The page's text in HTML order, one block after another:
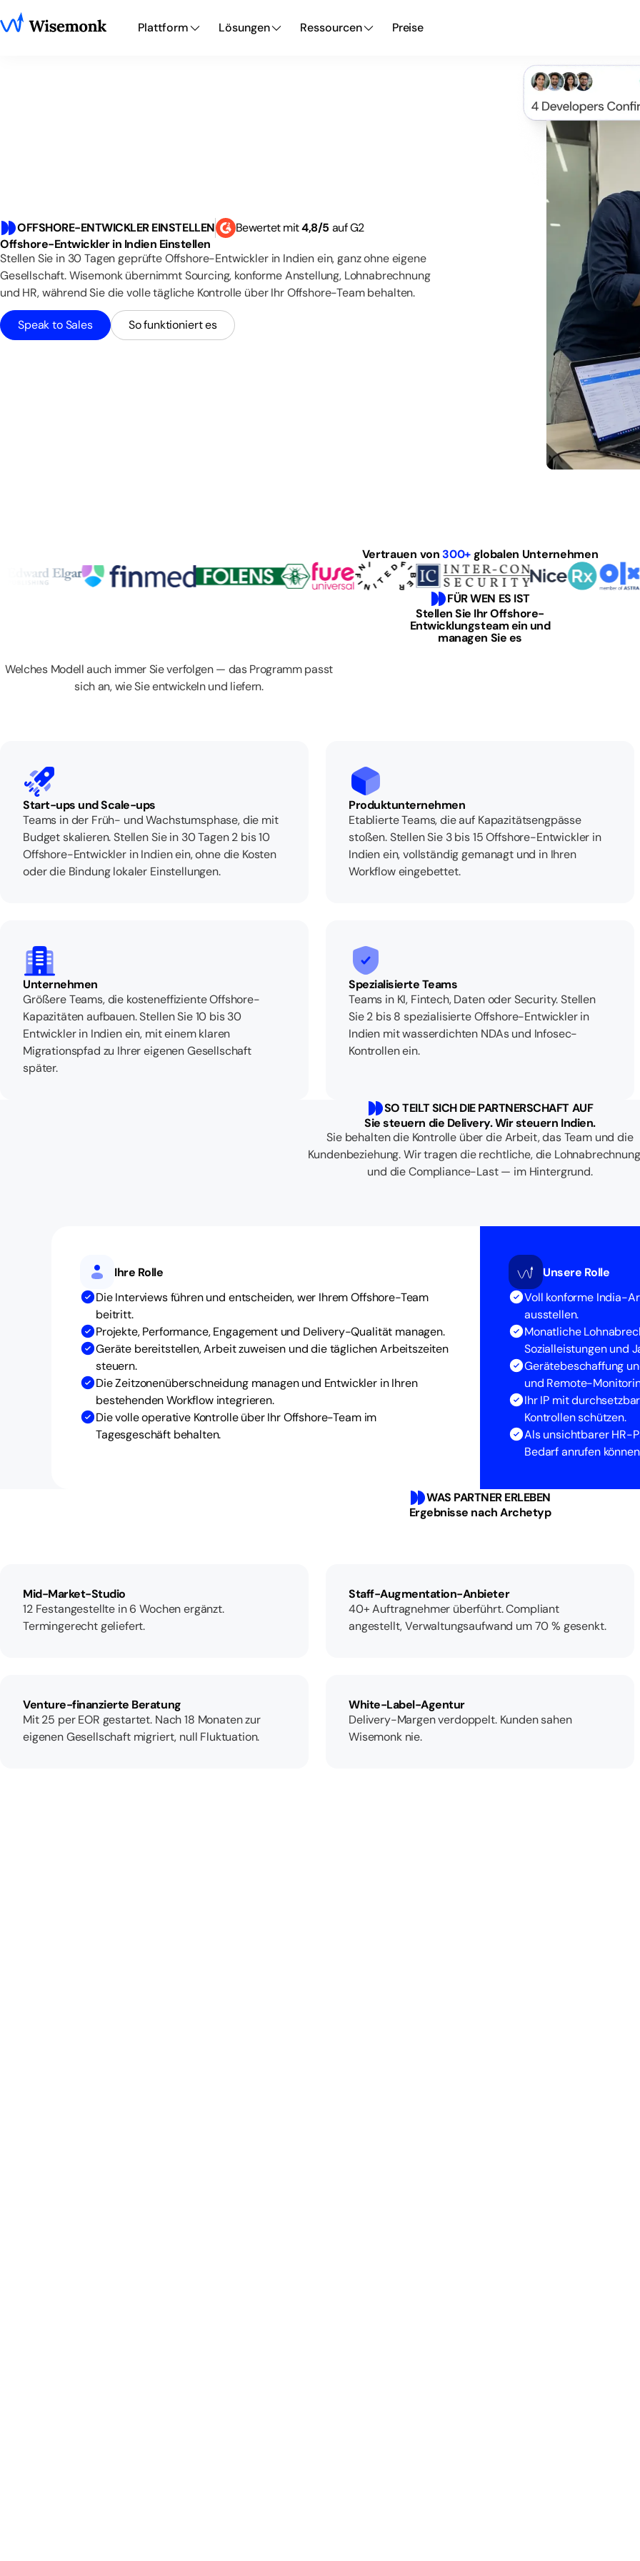
Plattform Lösungen Ressourcen Preise
OFFSHORE-ENTWICKLER EINSTELLEN Bewertet mit4,8/5 auf G2
Offshore-Entwickler in Indien Einstellen
Stellen Sie in 30 Tagen geprüfte Offshore-Entwickler in Indien ein, ganz ohne eigene
Gesellschaft. Wisemonk übernimmt Sourcing, konforme Anstellung, Lohnabrechnung
und HR, während Sie die volle tägliche Kontrolle über Ihr Offshore-Team behalten.
Speak to Sales So funktioniert es
Vertrauen von300+globalen Unternehmen
FÜR WEN ES IST
Stellen Sie Ihr Offshore-
Entwicklungsteam ein und
managen Sie es
Welches Modell auch immer Sie verfolgen — das Programm passt
sich an, wie Sie entwickeln und liefern.
Start-ups und Scale-ups
Teams in der Früh- und Wachstumsphase, die mit
Budget skalieren. Stellen Sie in 30 Tagen 2 bis 10
Offshore-Entwickler in Indien ein, ohne die Kosten
oder die Bindung lokaler Einstellungen.
Produktunternehmen
Etablierte Teams, die auf Kapazitätsengpässe
stoßen. Stellen Sie 3 bis 15 Offshore-Entwickler in
Indien ein, vollständig gemanagt und in Ihren
Workflow eingebettet.
Unternehmen
Größere Teams, die kosteneffiziente Offshore-
Kapazitäten aufbauen. Stellen Sie 10 bis 30
Entwickler in Indien ein, mit einem klaren
Migrationspfad zu Ihrer eigenen Gesellschaft
später.
Spezialisierte Teams
Teams in KI, Fintech, Daten oder Security. Stellen
Sie 2 bis 8 spezialisierte Offshore-Entwickler in
Indien mit wasserdichten NDAs und Infosec-
Kontrollen ein.
SO TEILT SICH DIE PARTNERSCHAFT AUF
Sie steuern die Delivery. Wir steuern Indien.
Sie behalten die Kontrolle über die Arbeit, das Team und die
Kundenbeziehung. Wir tragen die rechtliche, die
und die Compliance-Last — im Hintergrund.
Ihre Rolle
Die Interviews führen und entscheiden, wer Ihrem Offshore-Team
beitritt.
Projekte, Performance, Engagement und Delivery-Qualität managen.
Geräte bereitstellen, Arbeit zuweisen und die täglichen Arbeitszeiten
steuern.
Die Zeitzonenüberschneidung managen und Entwickler in Ihren
bestehenden Workflow integrieren.
Die volle operative Kontrolle über Ihr Offshore-Team im
Tagesgeschäft behalten.
Unsere Rolle
Voll konforme India-
ausstellen.
Monatliche
Sozialleistungen und
Gerätebeschaffung
und Remote-
Ihr IP mit
Kontrollen schützen.
Als unsichtbarer HR-
Bedarf anrufen
WAS PARTNER ERLEBEN
Ergebnisse nach Archetyp
Mid-Market-Studio
12 Festangestellte in 6 Wochen ergänzt.
Termingerecht geliefert.
Staff-Augmentation-Anbieter
40+ Auftragnehmer überführt. Compliant
angestellt, Verwaltungsaufwand um 70 % gesenkt.
Venture-finanzierte Beratung
Mit 25 per EOR gestartet. Nach 18 Monaten zur
eigenen Gesellschaft migriert, null Fluktuation.
White-Label-Agentur
Delivery-Margen verdoppelt. Kunden sahen
Wisemonk nie.